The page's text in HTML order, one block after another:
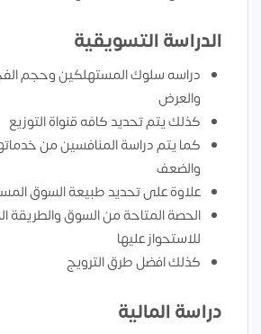
الدراسة التسويقية
دراسه سلوك المستهلكين وحجم
والعرض
كذلك يتم تحديد كافه قنواة التوزيع
كما يتم دراسة المنافسين من
والضعف
علاوة على تحديد طبيعة السوق
الحصة المتاحة من السوق والطريقة
للاستحواز عليها
كذلك افضل طرق الترويج
دراسة المالية